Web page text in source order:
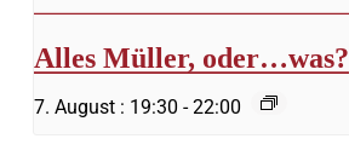
Alles Müller, oder…was?
7. August : 19:30 - 22:00